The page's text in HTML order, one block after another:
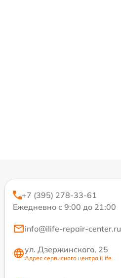
+7 (395) 278-33-61
Ежедневно с 9:00 до 21:00
info@ilife-repair-center.ru
ул. Дзержинского, 25
Адрес сервисного центра iLife